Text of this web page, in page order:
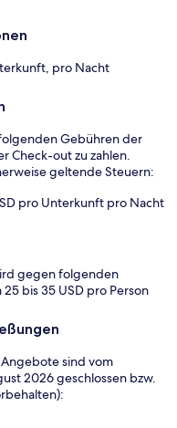
pro Nacht
Gebühren der
Check-out zu zahlen.
geltende Steuern:
pro Unterkunft pro Nacht
gegen folgenden
bis 35 USD pro Person
sind vom
2026 geschlossen bzw.